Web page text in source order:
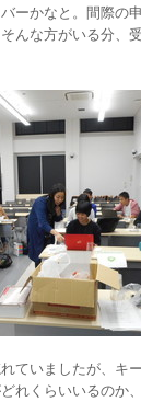
ーかなと。間際の
んな方がいる分、
ていましたが、キ
れくらいいるのか